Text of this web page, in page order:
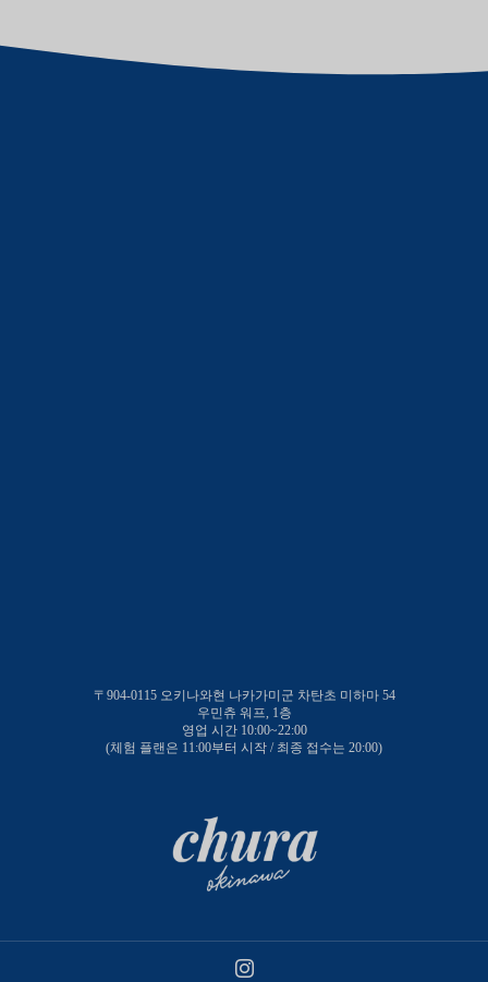
〒904-0115 오키나와현 나카가미군 차탄초 미하마 54
우민츄 워프, 1층
영업 시간 10:00~22:00
(체험 플랜은 11:00부터 시작 / 최종 접수는 20:00)